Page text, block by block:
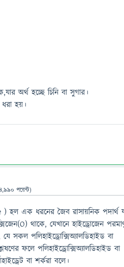
অর্থ হচ্ছে চিনি বা সুগার।
ধরা হয়।
পয়েন্ট)
) হল এক ধরনের জৈব রাসায়নিক পদার্থ
থাকে, যেখানে হাইড্রোজেন
সকল পলিহাইড্রোক্সিঅ্যালডিহাইড বা
ফলে পলিহাইড্রোক্সিঅ্যালডিহাইড বা
বা শর্করা বলে।